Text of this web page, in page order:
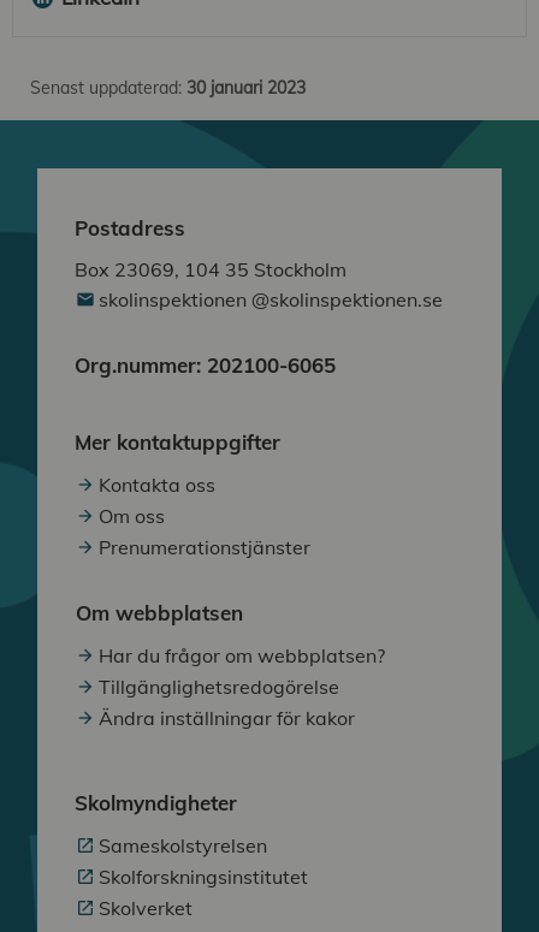
Senast uppdaterad: 30 januari 2023
Postadress
Box 23069, 104 35 Stockholm
skolinspektionen @skolinspektionen.se
Org.nummer: 202100-6065
Mer kontaktuppgifter
Kontakta oss
Om oss
Prenumerationstjänster
Om webbplatsen
Har du frågor om webbplatsen?
Tillgänglighetsredogörelse
Ändra inställningar för kakor
Skolmyndigheter
Sameskolstyrelsen
Skolforskningsinstitutet
Skolverket